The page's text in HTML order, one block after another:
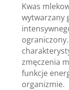
Kwas
wytwarzany
zmęczenia
funkcje
organizmie.